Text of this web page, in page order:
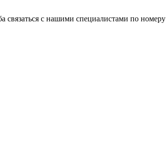
связаться с нашими специалистами по номеру